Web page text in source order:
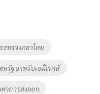
ทรวงกลาโหม
หรัฐอาหรับเอมิเรตส์
าการส่งออก